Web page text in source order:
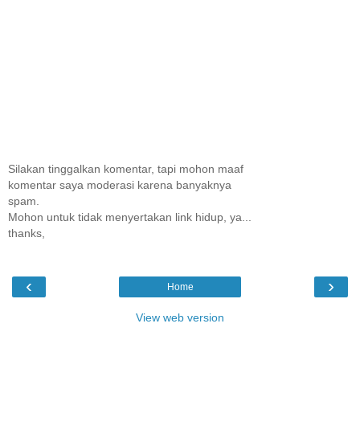
Silakan tinggalkan komentar, tapi mohon maaf
komentar saya moderasi karena banyaknya
spam.
Mohon untuk tidak menyertakan link hidup, ya...
thanks,
‹ ›
Home
View web version